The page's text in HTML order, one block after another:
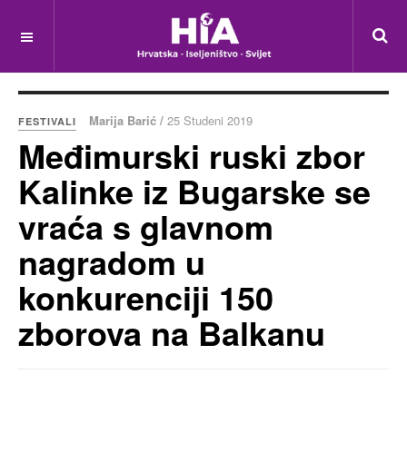
FESTIVALI Marija Barić / 25 Studeni 2019
Međimurski ruski zbor
Kalinke iz Bugarske se
vraća s glavnom
nagradom u
konkurenciji 150
zborova na Balkanu